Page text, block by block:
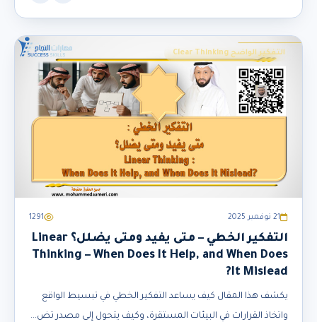
التفكير الواضح Clear Thinking
21 نوفمبر 2025 1291
التفكير الخطي – متى يفيد ومتى يضلل؟ Linear
Thinking – When Does It Help, and When Does
It Mislead?
يكشف هذا المقال كيف يساعد التفكير الخطي في تبسيط الواقع
واتخاذ القرارات في البيئات المستقرة، وكيف يتحول إلى مصدر تض...